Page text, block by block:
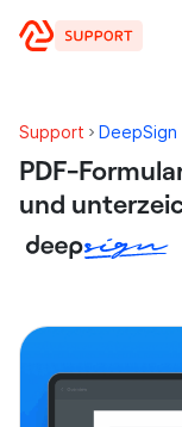
Support DeepSign
PDF-
und